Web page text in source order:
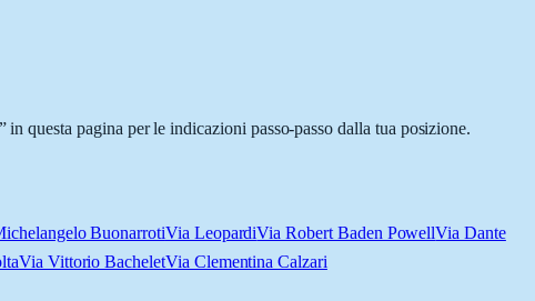
questa pagina per le indicazioni passo-passo dalla tua posizione.
BuonarrotiVia LeopardiVia Robert Baden PowellVia Dante
Via Vittorio BacheletVia Clementina Calzari